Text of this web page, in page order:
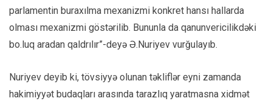
parlamentin buraxılma mexanizmi konkret hansı hallarda
olması mexanizmi göstərilib. Bununla da qanunvericilikdəki
bo.luq aradan qaldrılır”-deyə Ə.Nuriyev vurğulayıb.
Nuriyev deyib ki, tövsiyyə olunan təkliflər eyni zamanda
hakimiyyət budaqları arasında tarazlıq yaratmasna xidmət